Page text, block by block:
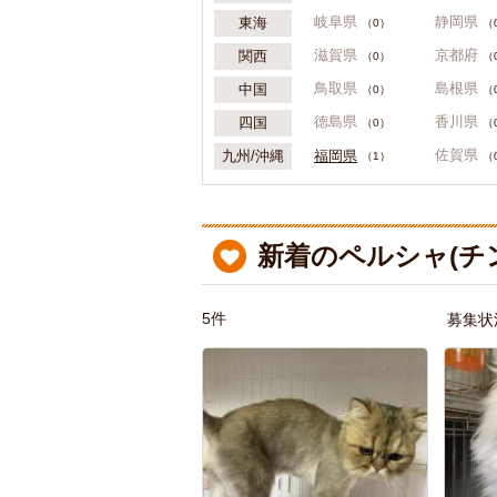
東海 岐阜県 （0） 静岡県
関西 滋賀県 （0） 京都府
中国 鳥取県 （0） 島根県
四国 徳島県 （0） 香川県
九州/沖縄 福岡県 （1） 佐賀県
新着のペルシャ(チ
5件 募集状